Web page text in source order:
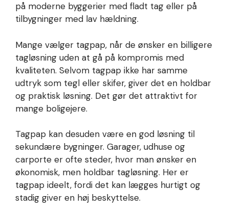
på moderne byggerier med fladt tag eller på
tilbygninger med lav hældning.
Mange vælger tagpap, når de ønsker en billigere
tagløsning uden at gå på kompromis med
kvaliteten. Selvom tagpap ikke har samme
udtryk som tegl eller skifer, giver det en holdbar
og praktisk løsning. Det gør det attraktivt for
mange boligejere.
Tagpap kan desuden være en god løsning til
sekundære bygninger. Garager, udhuse og
carporte er ofte steder, hvor man ønsker en
økonomisk, men holdbar tagløsning. Her er
tagpap ideelt, fordi det kan lægges hurtigt og
stadig giver en høj beskyttelse.